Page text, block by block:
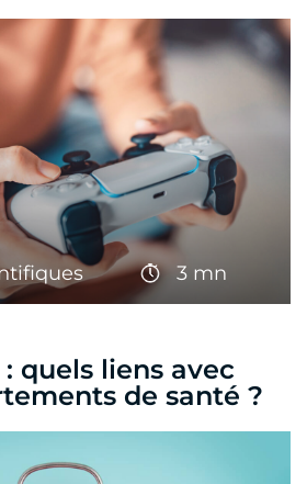
3 mn
quels liens avec
de santé ?